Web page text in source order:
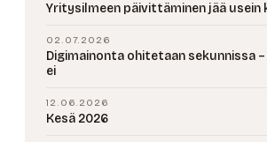
Yritysilmeen päivittäminen jää usein
02.07.2026
Digimainonta ohitetaan sekunnissa
ei
12.06.2026
Kesä 2026